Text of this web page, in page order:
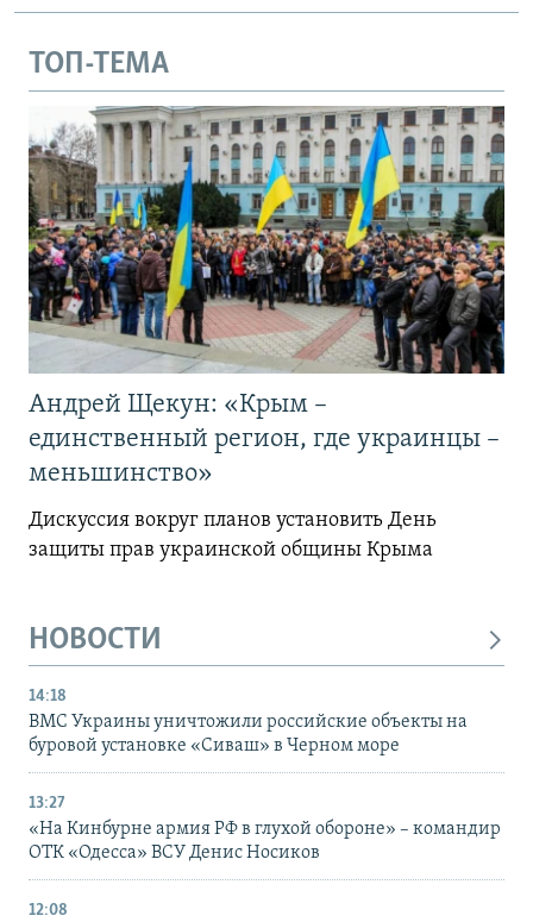
ТОП-ТЕМА
Андрей Щекун: «Крым –
единственный регион, где украинцы –
меньшинство»
Дискуссия вокруг планов установить День
защиты прав украинской общины Крыма
НОВОСТИ
14:18
ВМС Украины уничтожили российские объекты на
буровой установке «Сиваш» в Черном море
13:27
«На Кинбурне армия РФ в глухой обороне» – командир
ОТК «Одесса» ВСУ Денис Носиков
12:08